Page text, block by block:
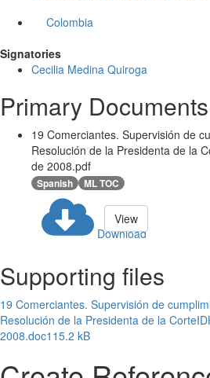
Colombia
Signatories
Cecilia Medina Quiroga
Primary Documents
19 Comerciantes. Supervisión de
Resolución de la Presidenta de la
de 2008.pdf
Spanish ML TOC
Download
View
Supporting files
19 Comerciantes. Supervisión de
Resolución de la Presidenta de la
2008.doc115.2 kB